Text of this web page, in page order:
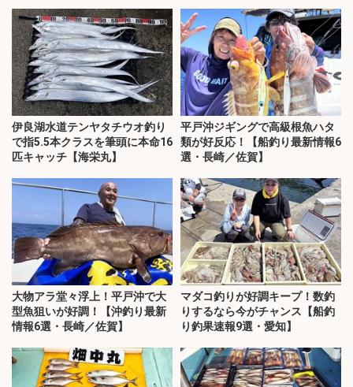
伊良湖水道テンヤタチウオ釣り
で指5.5本クラスを筆頭に本命16
匹キャッチ【海栄丸】
平戸沖ジギングで高級根魚ハタ
類が好反応！【船釣り最新情報6
選・長崎／佐賀】
大物アラ堂々浮上！平戸沖で大
型魚狙いが好調！【沖釣り最新
情報6選・長崎／佐賀】
マダコ釣りが好調キープ！数釣
りするなら今がチャンス【船釣
り釣果速報9選・愛知】